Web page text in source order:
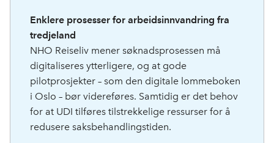
Enklere prosesser for arbeidsinnvandring fra
tredjeland
NHO Reiseliv mener søknadsprosessen må
digitaliseres ytterligere, og at gode
pilotprosjekter – som den digitale lommeboken
i Oslo – bør videreføres. Samtidig er det behov
for at UDI tilføres tilstrekkelige ressurser for å
redusere saksbehandlingstiden.